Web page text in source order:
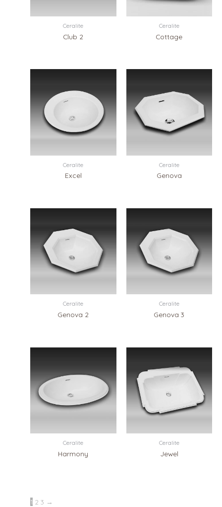
Ceralite
Club 2
Ceralite
Cottage
Ceralite
Excel
Ceralite
Genova
Ceralite
Genova 2
Ceralite
Genova 3
Ceralite
Harmony
Ceralite
Jewel
1 2 3 →